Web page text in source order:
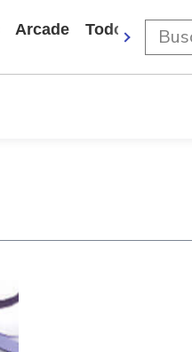
Arcade Todos Los